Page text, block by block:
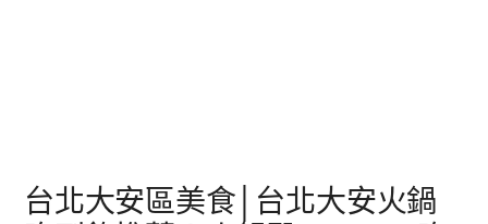
台北大安區美食│台北大安火鍋